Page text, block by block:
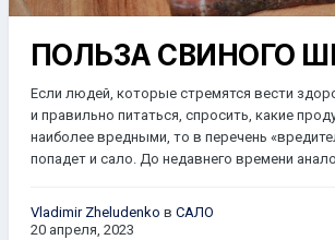
ПОЛЬЗА СВИНОГО
Если людей, которые стремятся вести
и правильно питаться, спросить, какие
наиболее вредными, то в перечень
попадет и сало. До недавнего времени
Vladimir Zheludenko в САЛО
20 апреля, 2023